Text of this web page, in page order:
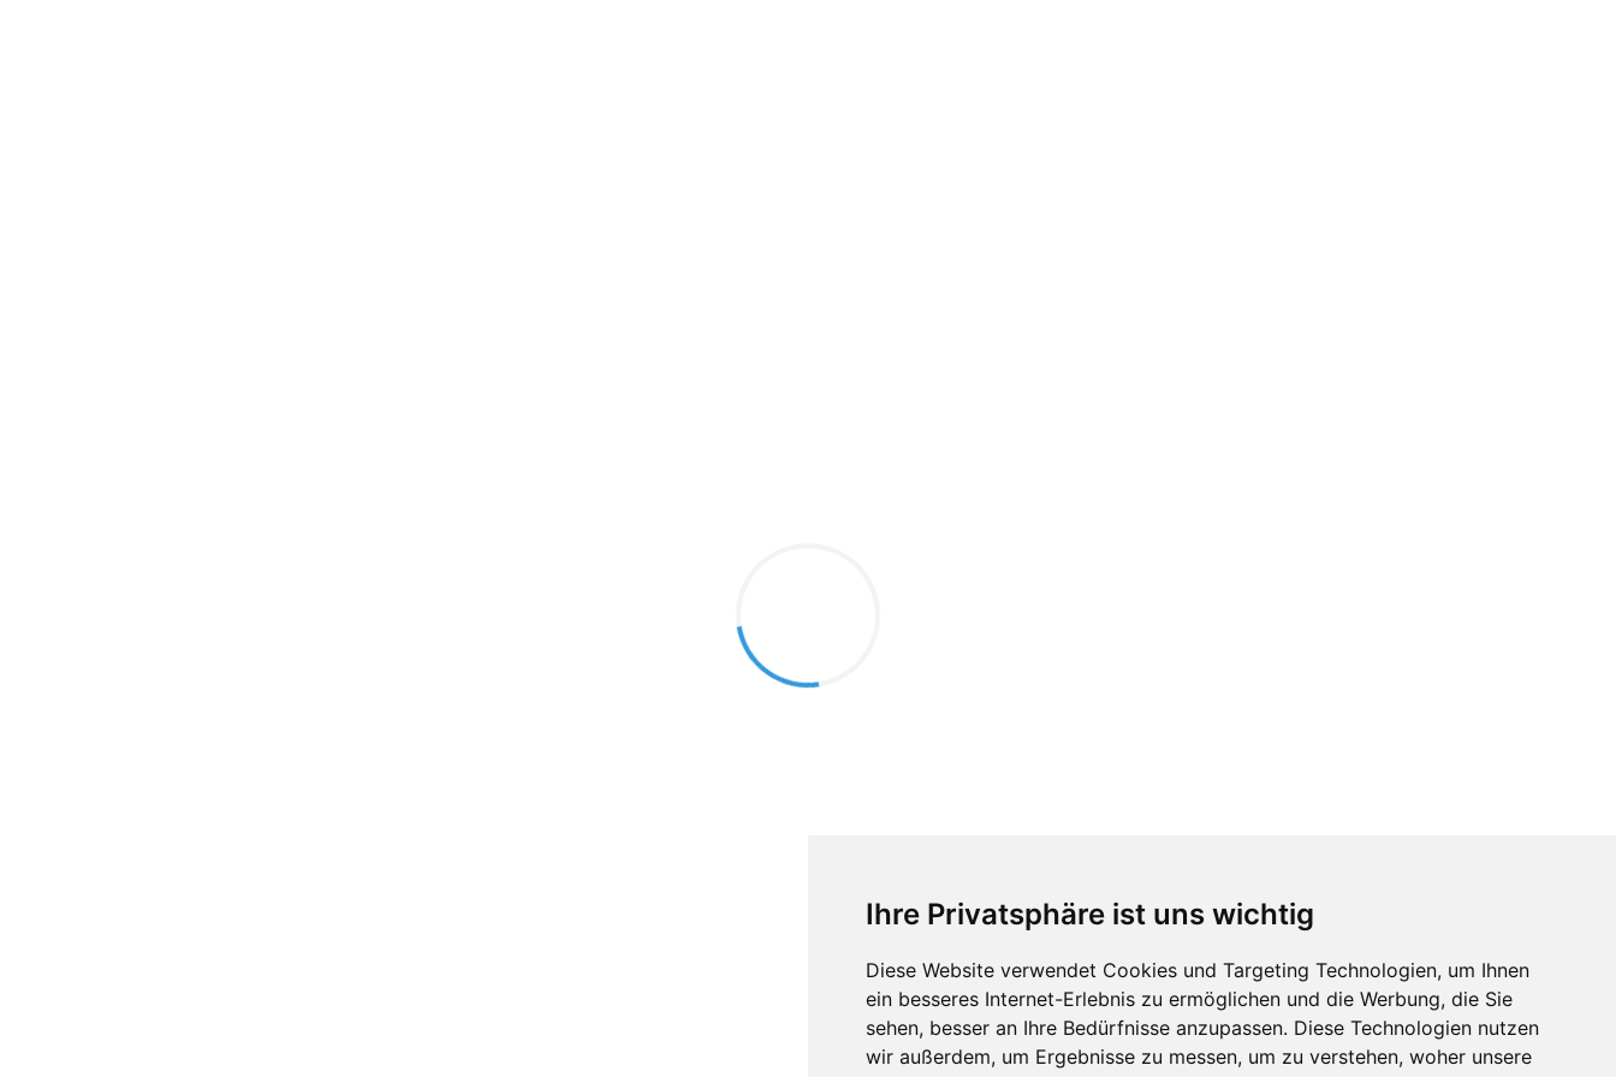
Ihre Privatsphäre ist uns wichtig
Diese Website verwendet Cookies und Targeting Technologien, um Ihnen
ein besseres Internet-Erlebnis zu ermöglichen und die Werbung, die Sie
sehen, besser an Ihre Bedürfnisse anzupassen. Diese Technologien nutzen
wir außerdem, um Ergebnisse zu messen, um zu verstehen, woher unsere